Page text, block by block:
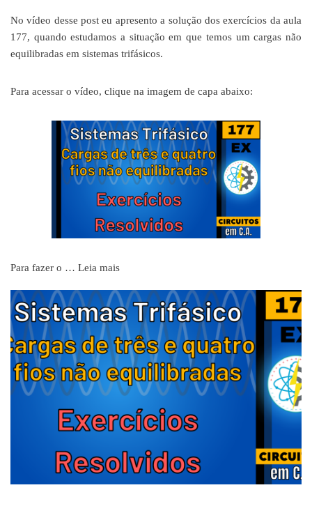
No vídeo desse post eu apresento a solução dos exercícios da aula
177, quando estudamos a situação em que temos um cargas não
equilibradas em sistemas trifásicos.
Para acessar o vídeo, clique na imagem de capa abaixo:
Para fazer o … Leia mais